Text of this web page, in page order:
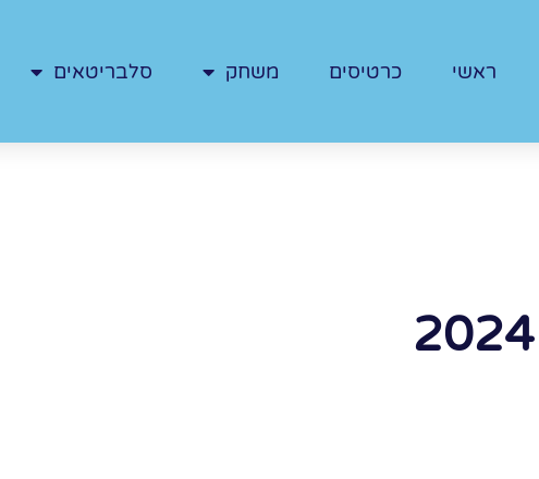
ראשי כרטיסים משחק סלבריטאים